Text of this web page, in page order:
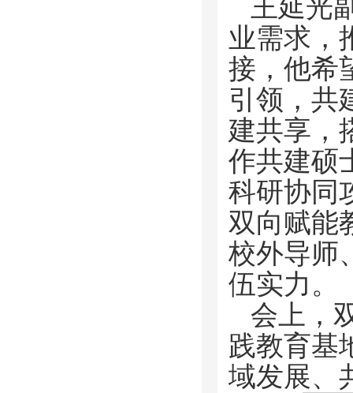
王延光
业需求，
接，他希
引领，共
建共享，
作共建硕
科研协同
双向赋能
校外导师
伍实力。
会上，
践教育基
域发展、